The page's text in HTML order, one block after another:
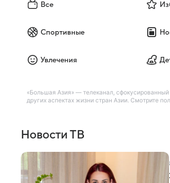
Все
Спортивные
Увлечения
«Большая Азия» — телеканал,
других аспектах жизни стран Азии. Смотрите
Новости ТВ